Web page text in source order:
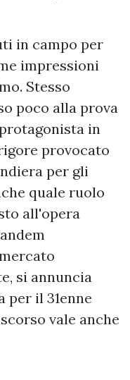
in campo per
impressioni
Stesso
poco alla prova
in
provocato
per gli
quale ruolo
all'opera
si annuncia
per il 31enne
vale anche